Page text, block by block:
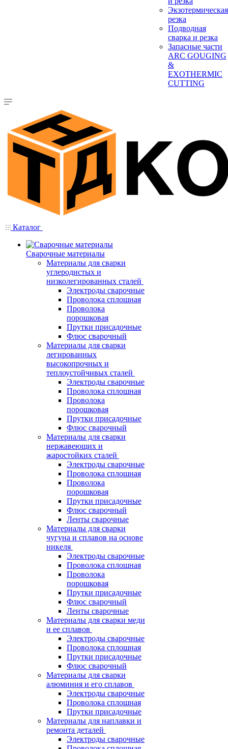
Экзотермическая
резка
Подводная
сварка и резка
Запасные части
ARC GOUGING
&
EXOTHERMIC
CUTTING
Каталог
Сварочные материалы
Материалы для сварки
углеродистых и
низколегированных сталей
Электроды сварочные
Проволока сплошная
Проволока
порошковая
Прутки присадочные
Флюс сварочный
Материалы для сварки
легированных
высокопрочных и
теплоустойчивых сталей
Электроды сварочные
Проволока сплошная
Проволока
порошковая
Прутки присадочные
Флюс сварочный
Материалы для сварки
нержавеющих и
жаростойких сталей
Электроды сварочные
Проволока сплошная
Проволока
порошковая
Прутки присадочные
Флюс сварочный
Ленты сварочные
Материалы для сварки
чугуна и сплавов на основе
никеля
Электроды сварочные
Проволока сплошная
Проволока
порошковая
Прутки присадочные
Флюс сварочный
Ленты сварочные
Материалы для сварки меди
и ее сплавов
Электроды сварочные
Проволока сплошная
Прутки присадочные
Флюс сварочный
Материалы для сварки
алюминия и его сплавов
Электроды сварочные
Проволока сплошная
Прутки присадочные
Материалы для наплавки и
ремонта деталей
Электроды сварочные